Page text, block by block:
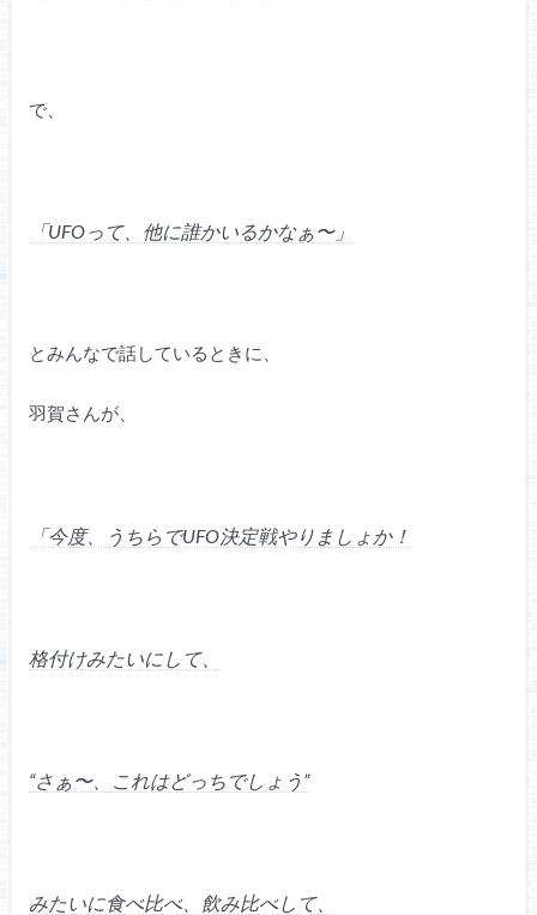
で、
「UFOって、他に誰かいるかなぁ〜」
とみんなで話しているときに、
羽賀さんが、
「今度、うちらでUFO決定戦やりましょか！
格付けみたいにして、
“さぁ〜、これはどっちでしょう”
みたいに食べ比べ、飲み比べして、